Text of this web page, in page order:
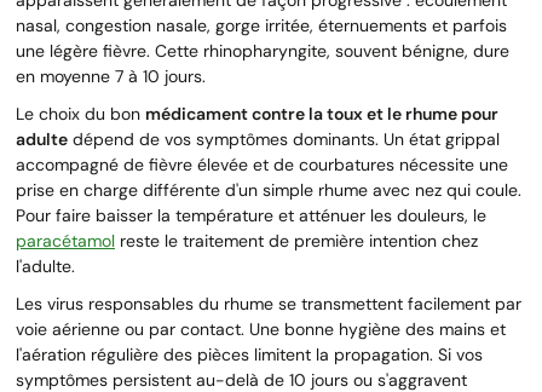
nasal, congestion nasale, gorge irritée, éternuements et parfois
une légère fièvre. Cette rhinopharyngite, souvent bénigne, dure
en moyenne 7 à 10 jours.
Le choix du bon médicament contre la toux et le rhume pour
adulte dépend de vos symptômes dominants. Un état grippal
accompagné de fièvre élevée et de courbatures nécessite une
prise en charge différente d'un simple rhume avec nez qui coule.
Pour faire baisser la température et atténuer les douleurs, le
paracétamol reste le traitement de première intention chez
l'adulte.
Les virus responsables du rhume se transmettent facilement par
voie aérienne ou par contact. Une bonne hygiène des mains et
l'aération régulière des pièces limitent la propagation. Si vos
symptômes persistent au-delà de 10 jours ou s'aggravent